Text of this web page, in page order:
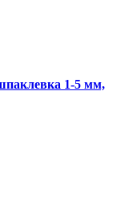
1-5 мм,